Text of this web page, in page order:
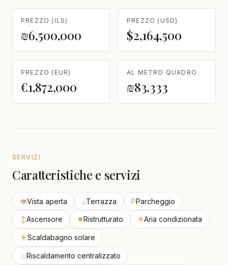
PREZZO (ILS)
₪6,500,000
PREZZO (USD)
$2,164,500
PREZZO (EUR)
€1,872,000
AL METRO QUADRO
₪83,333
SERVIZI
Caratteristiche e servizi
👁Vista aperta ⌂Terrazza PParcheggio
↕Ascensore ✹Ristrutturato ❄Aria condizionata
☀Scaldabagno solare
♨Riscaldamento centralizzato